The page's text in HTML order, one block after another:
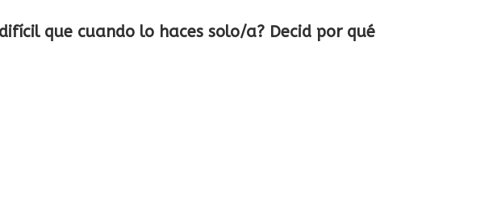
que cuando lo haces solo/a? Decid por qué